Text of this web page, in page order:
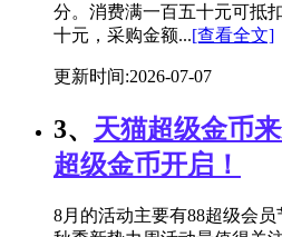
分。消费满一百五十元可抵
十元，采购金额...[查看全文]
更新时间:2026-07-07
3、 天猫超级金币
超级金币开启！
8月的活动主要有88超级会员